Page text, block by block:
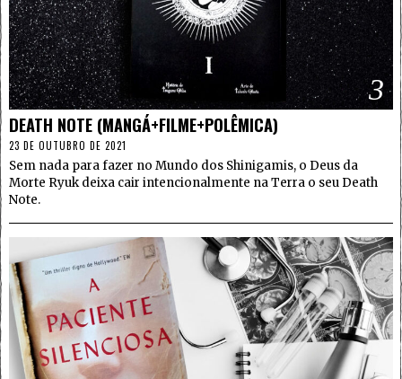
3
DEATH NOTE (MANGÁ+FILME+POLÊMICA)
23 DE OUTUBRO DE 2021
Sem nada para fazer no Mundo dos Shinigamis, o Deus da
Morte Ryuk deixa cair intencionalmente na Terra o seu Death
Note.